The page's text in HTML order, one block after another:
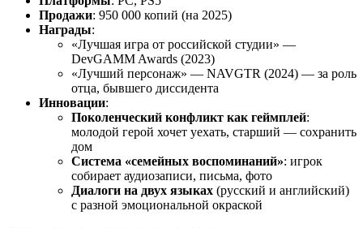
Продажи: 950 000 копий (на 2025)
Награды:
«Лучшая игра от российской студии» —
DevGAMM Awards (2023)
«Лучший персонаж» — NAVGTR (2024) — за роль
отца, бывшего диссидента
Инновации:
Поколенческий конфликт как геймплей:
молодой герой хочет уехать, старший — сохранить
дом
Система «семейных воспоминаний»: игрок
собирает аудиозаписи, письма, фото
Диалоги на двух языках (русский и английский)
с разной эмоциональной окраской